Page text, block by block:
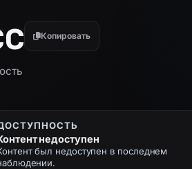
Копировать
недоступен
был недоступен в последнем